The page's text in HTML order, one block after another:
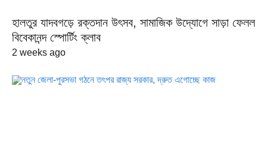
হালতুর যাদবগড়ে রক্তদান উৎসব, সামাজিক উদ্যোগে সাড়া ফেলল
বিবেকানন্দ স্পোর্টিং ক্লাব
2 weeks ago